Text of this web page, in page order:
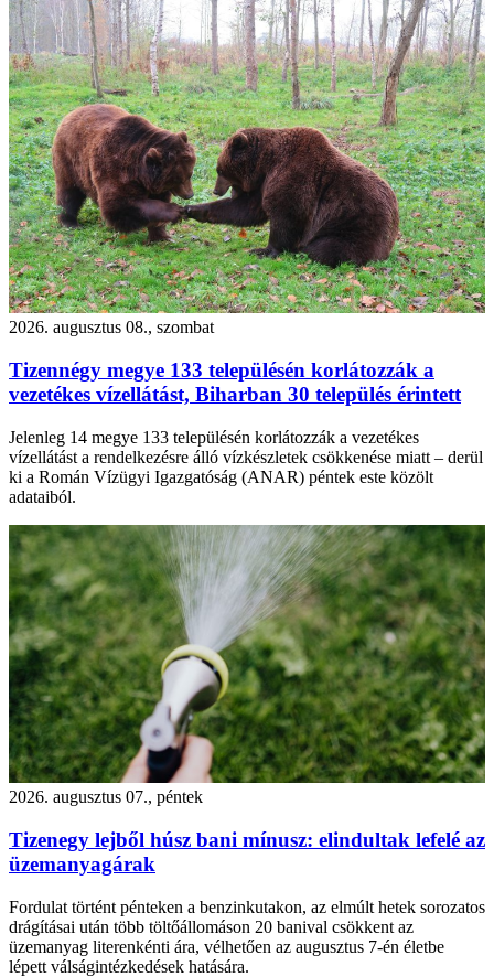
2026. augusztus 08., szombat
Tizennégy megye 133 településén korlátozzák a
vezetékes vízellátást, Biharban 30 település érintett
Jelenleg 14 megye 133 településén korlátozzák a vezetékes
vízellátást a rendelkezésre álló vízkészletek csökkenése miatt – derül
ki a Román Vízügyi Igazgatóság (ANAR) péntek este közölt
adataiból.
2026. augusztus 07., péntek
Tizenegy lejből húsz bani mínusz: elindultak lefelé az
üzemanyagárak
Fordulat történt pénteken a benzinkutakon, az elmúlt hetek sorozatos
drágításai után több töltőállomáson 20 banival csökkent az
üzemanyag literenkénti ára, vélhetően az augusztus 7-én életbe
lépett válságintézkedések hatására.